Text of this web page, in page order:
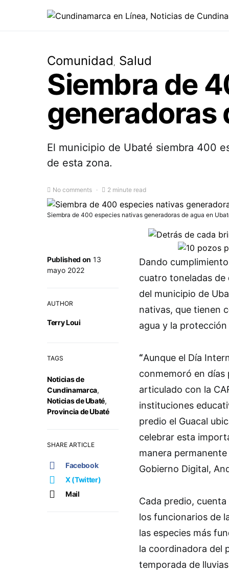
Comunidad Salud
Siembra de
generadoras
El municipio de Ubaté siembra 400
de esta zona.
No comments 2 minute read
Siembra de 400 especies nativas generadoras de agua en
Published on 13
mayo 2022
AUTHOR
Terry Loui
TAGS
Noticias de
Cundinamarca,
Noticias de Ubaté,
Provincia de Ubaté
SHARE ARTICLE
Facebook
X (Twitter)
Mail
Dando
cuatro toneladas
del municipio de
nativas, que tienen
agua y la
“Aunque el Día
conmemoró en días
articulado con la
instituciones
predio el Guacal
celebrar esta
manera
Gobierno Digital,
Cada predio,
los funcionarios de
las especies más
la coordinadora del
temporada de